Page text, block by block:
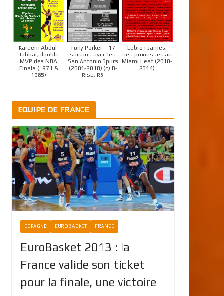
Kareem Abdul-
Jabbar, double
MVP des NBA
Finals (1971 &
1985)
Tony Parker – 17
saisons avec les
San Antonio Spurs
(2001-2018) (c) B-
Rise, RS
Lebron James,
ses prouesses au
Miami Heat (2010-
2014)
EQUIPE DE FRANCE
ESPAGNE EUROBASKET FRANCE
EuroBasket 2013 : la
France valide son ticket
pour la finale, une victoire